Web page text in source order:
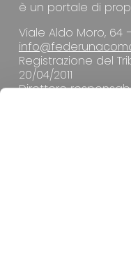
è un portale di
Viale Aldo Moro, 64
Registrazione del
20/04/2011
Direttore